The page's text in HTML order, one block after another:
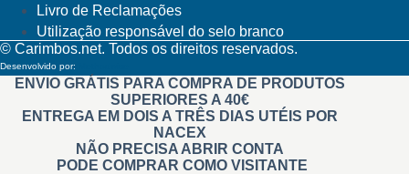
Livro de Reclamações
Utilização responsável do selo branco
© Carimbos.net. Todos os direitos reservados.
Desenvolvido por:
ENVIO GRÁTIS PARA COMPRA DE PRODUTOS
SUPERIORES A 40€
ENTREGA EM DOIS A TRÊS DIAS UTÉIS POR
NACEX
NÃO PRECISA ABRIR CONTA
PODE COMPRAR COMO VISITANTE